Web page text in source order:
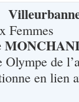
Femmes
Olympe de
en lien